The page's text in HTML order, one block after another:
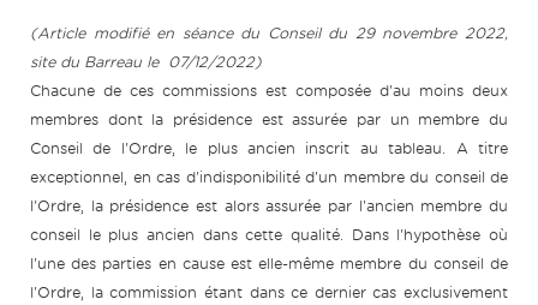
(Article modifié en séance du Conseil du 29 novembre 2022,
site du Barreau le 07/12/2022)
Chacune de ces commissions est composée d'au moins deux
membres dont la présidence est assurée par un membre du
Conseil de l'Ordre, le plus ancien inscrit au tableau. A titre
exceptionnel, en cas d'indisponibilité d'un membre du conseil de
l'Ordre, la présidence est alors assurée par l'ancien membre du
conseil le plus ancien dans cette qualité. Dans l'hypothèse où
l'une des parties en cause est elle-même membre du conseil de
l'Ordre, la commission étant dans ce dernier cas exclusivement